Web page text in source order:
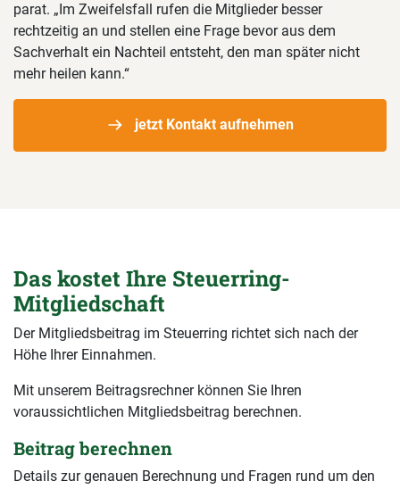
parat. „Im Zweifelsfall rufen die Mitglieder besser
rechtzeitig an und stellen eine Frage bevor aus dem
Sachverhalt ein Nachteil entsteht, den man später nicht
mehr heilen kann.“
jetzt Kontakt aufnehmen
Das kostet Ihre Steuerring-
Mitgliedschaft
Der Mitgliedsbeitrag im Steuerring richtet sich nach der
Höhe Ihrer Einnahmen.
Mit unserem Beitragsrechner können Sie Ihren
voraussichtlichen Mitgliedsbeitrag berechnen.
Beitrag berechnen
Details zur genauen Berechnung und Fragen rund um den